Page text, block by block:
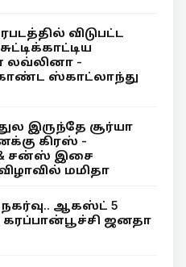
விடுபட்ட
-
ஸ்காட்லாந்து
இருந்தே சூர்யா
கிரஸ் -
சன்ஸ் இசை
மமிதா
ஆகஸ்ட் 5
கரப்பான்பூச்சி ஜனதா